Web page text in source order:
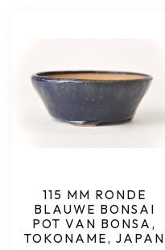
115 MM RONDE
BLAUWE BONSAI
POT VAN BONSA,
TOKONAME, JAPAN